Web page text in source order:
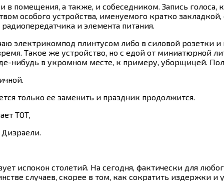
в помещения, а также, и собеседником. Запись
особого устройства, именуемого кратко
и элемента питания.
электрикомпод плинтусом либо в силовой розетки
Такое же устройство, но с едой от миниатюрной
нибудь в укромном месте, к примеру, уборщицей.
только ее заменить и праздник продолжится.
ТОТ,
испокон столетий. На сегодня, фактически для
случаев, скорее в том, как сократить издержки и